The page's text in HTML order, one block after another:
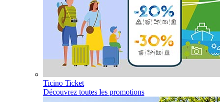
Ticino Ticket
Découvrez toutes les promotions